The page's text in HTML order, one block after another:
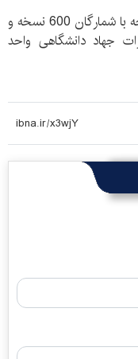
کتاب«فناوری نانو در نساجی» در 143 صفحه با شمارگان 600 نسخه و
جهاد دانشگاهی واحد